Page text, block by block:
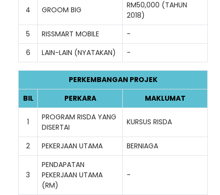
4 GROOM BIG
RM50,000 (TAHUN
2018)
5
RISSMART MOBILE
-
6
LAIN-LAIN (NYATAKAN) -
PERKEMBANGAN PROJEK
BIL
PERKARA MAKLUMAT
1
PROGRAM RISDA YANG
DISERTAI
KURSUS RISDA
2 PEKERJAAN UTAMA BERNIAGA
3
PENDAPATAN
PEKERJAAN UTAMA
(RM)
-